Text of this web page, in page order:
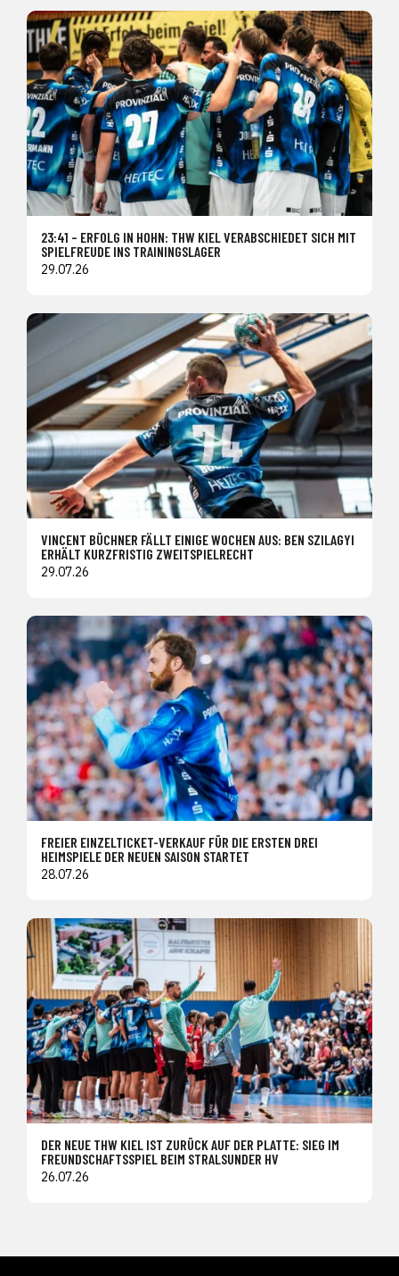
23:41 – ERFOLG IN HOHN: THW KIEL VERABSCHIEDET SICH MIT
SPIELFREUDE INS TRAININGSLAGER
29.07.26
VINCENT BÜCHNER FÄLLT EINIGE WOCHEN AUS: BEN SZILAGYI
ERHÄLT KURZFRISTIG ZWEITSPIELRECHT
29.07.26
FREIER EINZELTICKET-VERKAUF FÜR DIE ERSTEN DREI
HEIMSPIELE DER NEUEN SAISON STARTET
28.07.26
DER NEUE THW KIEL IST ZURÜCK AUF DER PLATTE: SIEG IM
FREUNDSCHAFTSSPIEL BEIM STRALSUNDER HV
26.07.26